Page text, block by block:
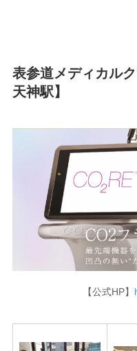
表参道メディカル
天神駅】
【公式HP】